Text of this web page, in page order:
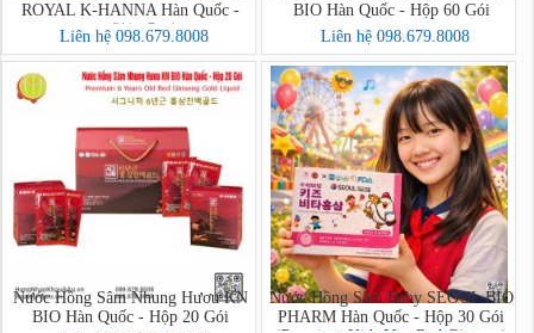
ROYAL K-HANNA Hàn Quốc -
Hộp 30 Gói (천녹홍삼 ROYAL)
Liên hệ 098.679.8008
BIO Hàn Quốc - Hộp 60 Gói
Liên hệ 098.679.8008
Nước Hồng Sâm Nhung Hươu KN
BIO Hàn Quốc - Hộp 20 Gói
Nước Hồng Sâm Baby SEOUL BIO
PHARM Hàn Quốc - Hộp 30 Gói